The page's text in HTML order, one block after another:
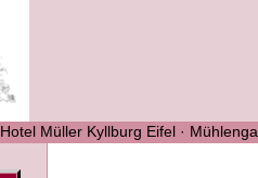
Hotel Müller Kyllburg Eifel ·